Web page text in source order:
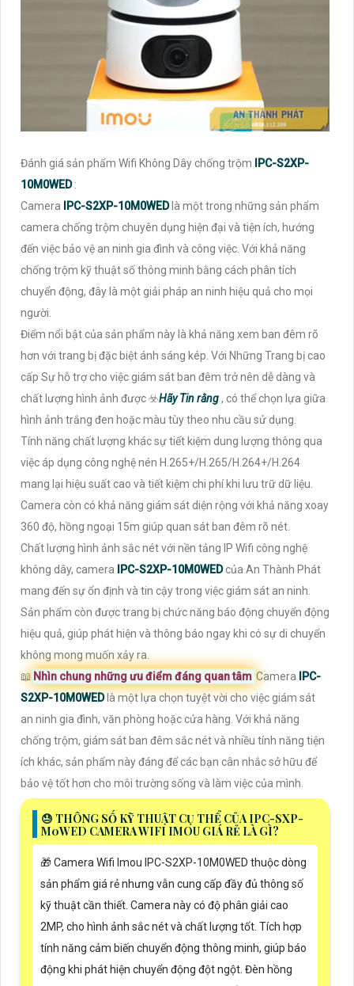
Đánh giá sản phẩm Wifi Không Dây chống trộm
IPC-S2XP-
10M0WED:
Camera
IPC-S2XP-10M0WED là một trong những sản phẩm
camera chống trộm chuyên dụng hiện đại và tiện ích, hướng
đến việc bảo vệ an ninh gia đình và công việc. Với khả năng
chống trộm kỹ thuật số thông minh bằng cách phân tích
chuyển động, đây là một giải pháp an ninh hiệu quả cho mọi
người.
Điểm nổi bật của sản phẩm này là khả năng xem ban đêm rõ
hơn với trang bị đặc biệt ánh sáng kép. Với Những Trang bị cao
cấp Sự hỗ trợ cho việc giám sát ban đêm trở nên dễ dàng và
chất lượng hình ảnh được ☣️Hãy Tin rằng, có thể chọn lựa giữa
hình ảnh trắng đen hoặc màu tùy theo nhu cầu sử dụng.
Tính năng chất lượng khác sự tiết kiệm dung lượng thông qua
việc áp dụng công nghệ nén H.265+/H.265/H.264+/H.264
mang lại hiệu suất cao và tiết kiệm chi phí khi lưu trữ dữ liệu.
Camera còn có khả năng giám sát diện rộng với khả năng xoay
360 độ, hồng ngoại 15m giúp quan sát ban đêm rõ nét.
Chất lượng hình ảnh sắc nét với nền tảng IP Wifi công nghệ
không dây, camera
IPC-S2XP-10M0WEDcủa An Thành Phát
mang đến sự ổn định và tin cậy trong việc giám sát an ninh.
Sản phẩm còn được trang bị chức năng báo động chuyển động
hiệu quả, giúp phát hiện và thông báo ngay khi có sự di chuyển
không mong muốn xảy ra.
📖 Nhìn chung những ưu điểm đáng quan tâm Camera
IPC-
S2XP-10M0WEDlà một lựa chọn tuyệt vời cho việc giám sát
an ninh gia đình, văn phòng hoặc cửa hàng. Với khả năng
chống trộm, giám sát ban đêm sắc nét và nhiều tính năng tiện
ích khác, sản phẩm này đáng để các bạn cân nhắc sở hữu để
bảo vệ tốt hơn cho môi trường sống và làm việc của mình.
😓 THÔNG SỐ KỸ THUẬT CỤ THỂ CỦA IPC-SXP-
M0WED CAMERA WIFI IMOU GIÁ RẺ LÀ GÌ?
🎁 Camera Wifi Imou IPC-S2XP-10M0WED thuộc dòng
sản phẩm giá rẻ nhưng vẫn cung cấp đầy đủ thông số
kỹ thuật cần thiết. Camera này có độ phân giải cao
2MP, cho hình ảnh sắc nét và chất lượng tốt. Tích hợp
tính năng cảm biến chuyển động thông minh, giúp báo
động khi phát hiện chuyển động đột ngột. Đèn hồng